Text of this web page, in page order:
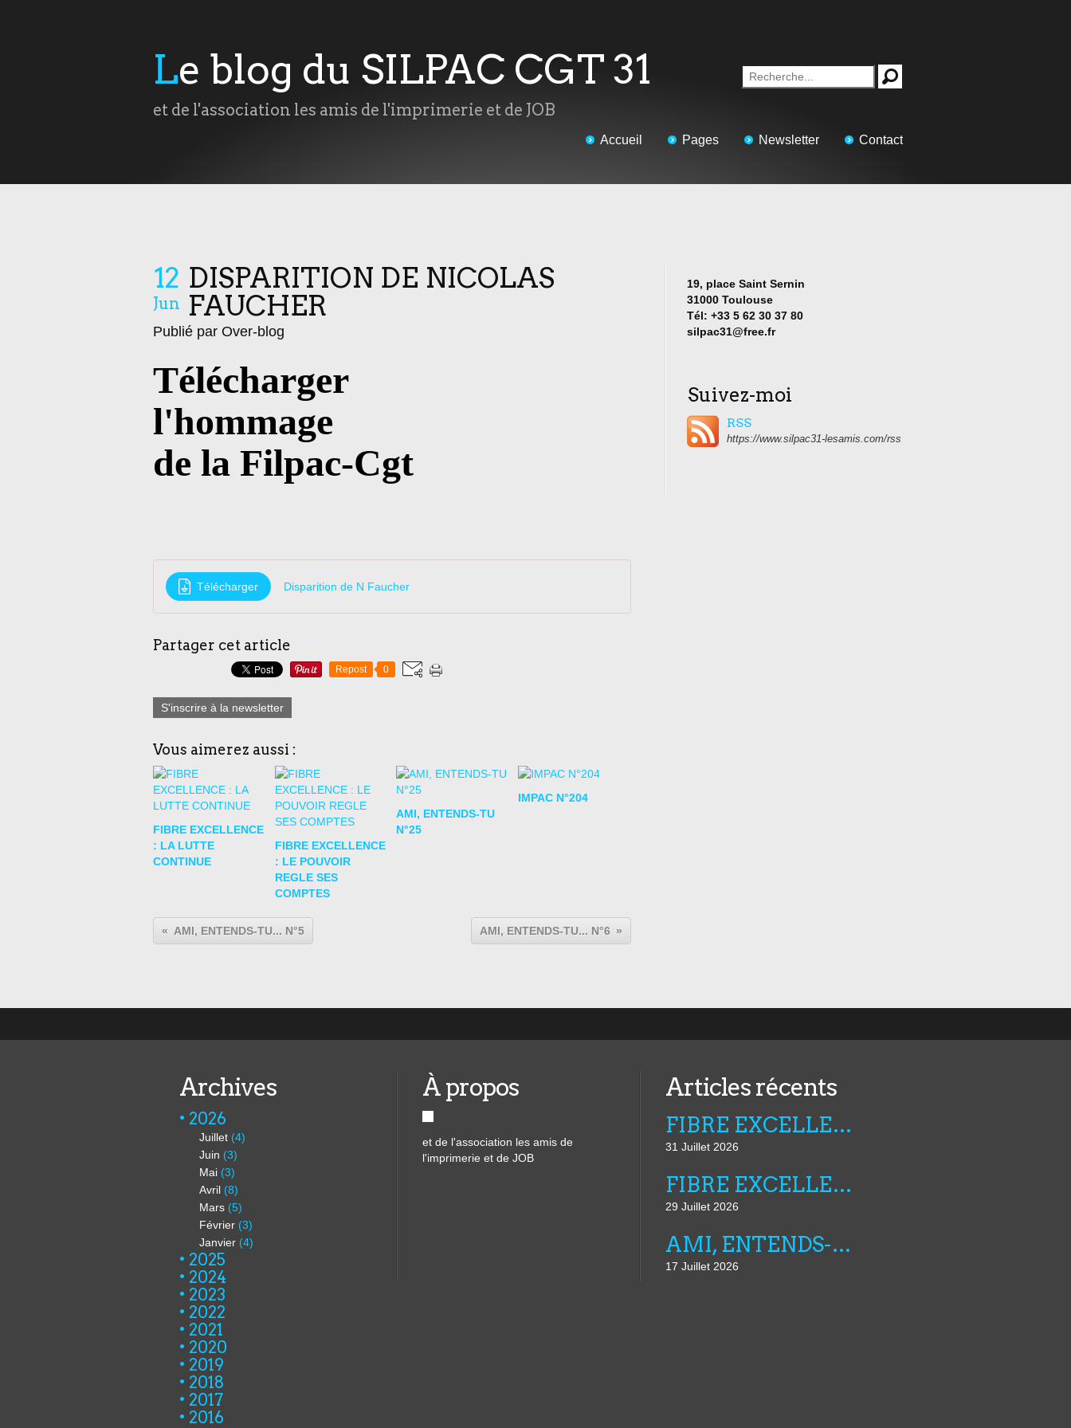
Le blog du SILPAC CGT 31
et de l'association les amis de l'imprimerie et de JOB
Accueil Pages Newsletter Contact
12
Jun
DISPARITION DE NICOLAS
FAUCHER
Publié par Over-blog
Télécharger
l'hommage
de la Filpac-Cgt
Télécharger Disparition de N Faucher
Partager cet article
Repost 0
S'inscrire à la newsletter
Vous aimerez aussi :
FIBRE EXCELLENCE
: LA LUTTE
CONTINUE
FIBRE EXCELLENCE
: LE POUVOIR
REGLE SES
COMPTES
AMI, ENTENDS-TU
N°25
IMPAC N°204
AMI, ENTENDS-TU... N°5 AMI, ENTENDS-TU... N°6
19, place Saint Sernin
31000 Toulouse
Tél: +33 5 62 30 37 80
silpac31@free.fr
Suivez-moi
RSS
https://www.silpac31-lesamis.com/rss
Archives
2026
Juillet (4)
Juin (3)
Mai (3)
Avril (8)
Mars (5)
Février (3)
Janvier (4)
2025
2024
2023
2022
2021
2020
2019
2018
2017
2016
À propos
et de l'association les amis de
l'imprimerie et de JOB
Articles récents
FIBRE EXCELLENCE : LA LUTTE CONTINUE
31 Juillet 2026
FIBRE EXCELLENCE : LE POUVOIR REGLE SES COMPTES
29 Juillet 2026
AMI, ENTENDS-TU N°25
17 Juillet 2026